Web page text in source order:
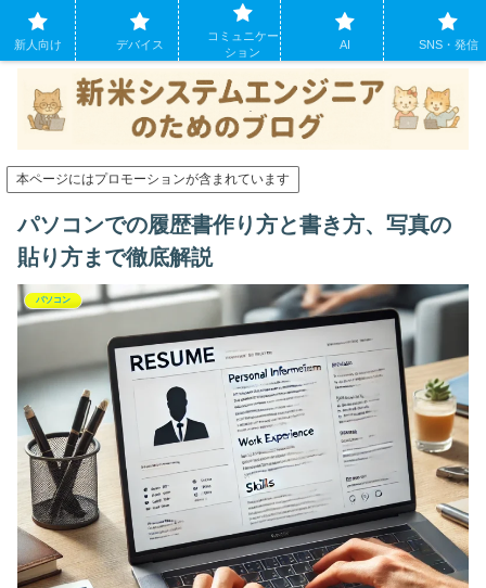
システムエンジニアになったばかりの方のために。現場でよくあるパソコンの
トラブルも
本ページにはプロモーションが含まれています
パソコンでの履歴書作り方と書き方、写真の
貼り方まで徹底解説
パソコン
新人向け デバイス
コミュニケー
ション
AI SNS・発信